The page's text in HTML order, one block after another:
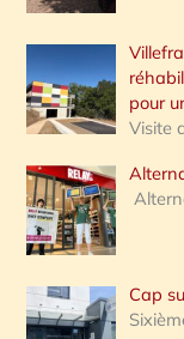
pour
Visite
Cap